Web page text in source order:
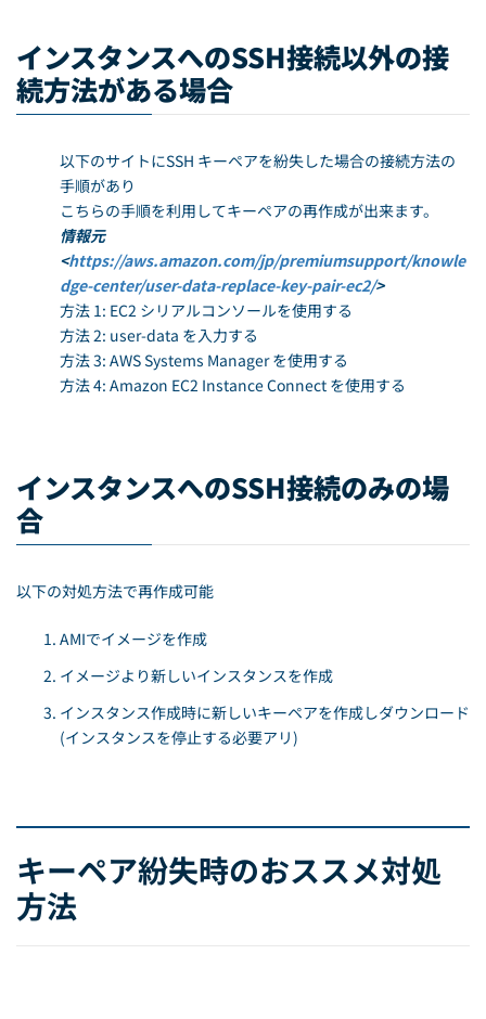
インスタンスへのSSH接続以外の接
続方法がある場合
以下のサイトにSSH キーペアを紛失した場合の接続方法の
手順があり
こちらの手順を利用してキーペアの再作成が出来ます。
情報元
<https://aws.amazon.com/jp/premiumsupport/knowle
dge-center/user-data-replace-key-pair-ec2/>
方法 1: EC2 シリアルコンソールを使用する
方法 2: user-data を入力する
方法 3: AWS Systems Manager を使用する
方法 4: Amazon EC2 Instance Connect を使用する
インスタンスへのSSH接続のみの場
合
以下の対処方法で再作成可能
AMIでイメージを作成
イメージより新しいインスタンスを作成
インスタンス作成時に新しいキーペアを作成しダウンロード
(インスタンスを停止する必要アリ)
キーペア紛失時のおススメ対処
方法